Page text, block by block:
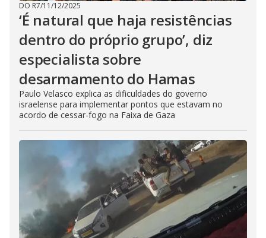
DO R7/11/12/2025
‘É natural que haja resistências
dentro do próprio grupo’, diz
especialista sobre
desarmamento do Hamas
Paulo Velasco explica as dificuldades do governo
israelense para implementar pontos que estavam no
acordo de cessar-fogo na Faixa de Gaza